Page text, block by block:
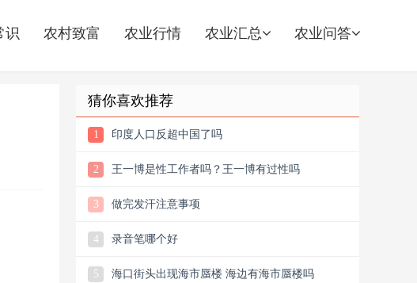
识 农村致富 农业行情 农业汇总 农业问答
猜你喜欢推荐
1 印度人口反超中国了吗
2 王一博是性工作者吗？王一博有过性吗
3 做完发汗注意事项
4 录音笔哪个好
5 海口街头出现海市蜃楼 海边有海市蜃楼吗